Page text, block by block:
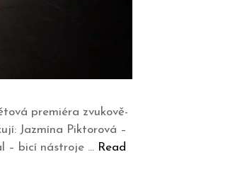
premiéra zvukově-
Jazmína Piktorová –
– bicí nástroje … Read